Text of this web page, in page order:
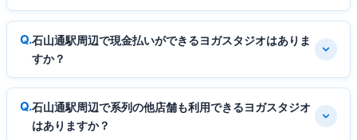
石山通駅周辺で現金払いができるヨガスタジオはありま
すか？
石山通駅周辺で系列の他店舗も利用できるヨガスタジオ
はありますか？